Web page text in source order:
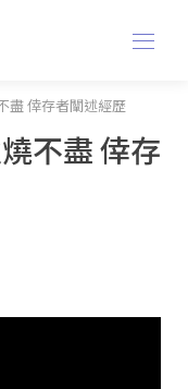
盡 倖存者闡述經歷
不盡 倖存